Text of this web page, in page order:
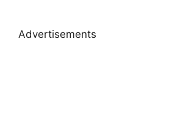
Advertisements